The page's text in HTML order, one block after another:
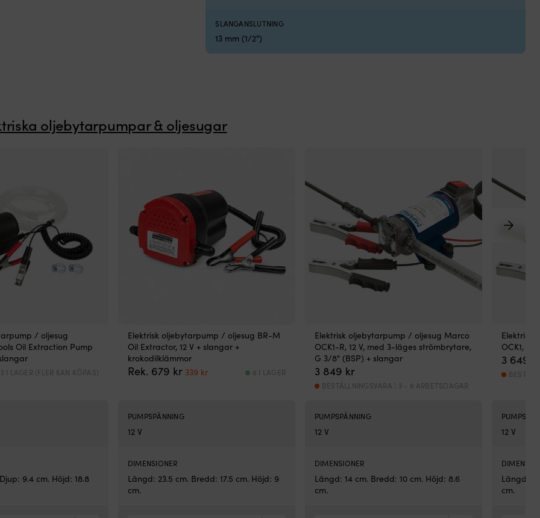
SLANGANSLUTNING
13 mm (1/2")
oljebytarpumpar & oljesugar
/ oljesug
Oil Extraction Pump
2 I LAGER (FLER KAN KÖPAS)
Elektrisk oljebytarpump / oljesug BR-M
Oil Extractor, 12 V + slangar +
krokodilklämmor
Rek. 679 kr Det
339 krDet
6 I LAGER
Elektrisk oljebytarpump / oljesug Marco
OCK1-R, 12 V, med 3-läges strömbrytare,
G 3/8" (BSP) + slangar
3 849 kr
BESTÄLLNINGSVARA | 3 - 6 ARBETSDAGAR
Elektrisk
OCK1,
3 649
PUMPSPÄNNING
12 V
PUMPSPÄNNING
12 V 12 V
9.4 cm. Höjd: 18.8
DIMENSIONER
Längd: 23.5 cm. Bredd: 17.5 cm. Höjd: 9
cm.
DIMENSIONER
Längd: 14 cm. Bredd: 10 cm. Höjd: 8.6
cm.
Längd:
cm.